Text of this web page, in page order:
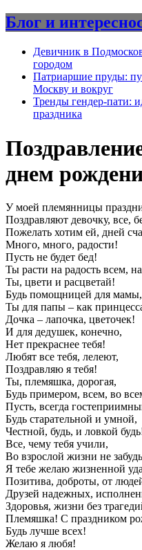
Блог и
Девичник в
городом
Патриаршие пруды:
Москву и вокруг
Тренды гендер-пати:
праздника
днем
У моей племянницы
Поздравляют девочку, все,
Пожелать хотим ей, дней
Много, много, радости!
Пусть не будет бед!
Ты расти на радость всем,
Ты, цвети и расцветай!
Будь помощницей для
Ты для папы – как
Дочка – лапочка, цветочек!
И для дедушек, конечно,
Нет прекраснее тебя!
Любят все тебя, лелеют,
Поздравляю я тебя!
Ты, племяшка, дорогая,
Будь примером, всем, во
Пусть, всегда
Будь старательной и умной,
Честной, будь, и ловкой
Все, чему тебя учили,
Во взрослой жизни не
Я тебе желаю жизненной
Позитива, доброты, от
Друзей надежных,
Здоровья, жизни без
Племяшка! С праздником
Будь лучше всех!
Желаю я любя!